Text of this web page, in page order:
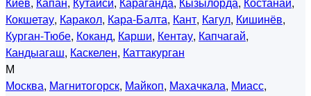
Кокшетау, Каракол, Кара-Балта, Кант, Кагул, Кишинёв,
Курган-Тюбе, Коканд, Карши, Кентау, Капчагай,
Кандыагаш, Каскелен, Каттакурган
М
Москва, Магнитогорск, Майкоп, Махачкала, Миасс,